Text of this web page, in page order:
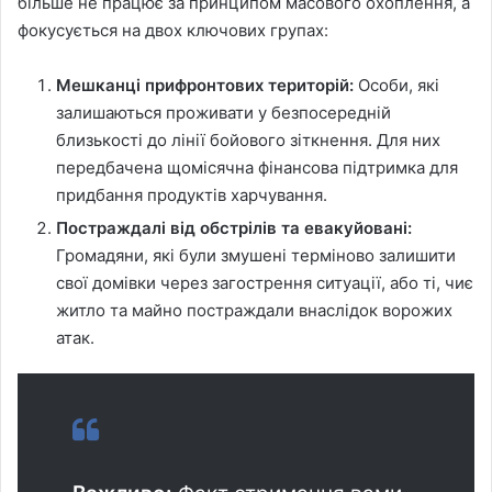
фокусується на двох ключових групах:
Мешканці прифронтових територій: Особи, які
залишаються проживати у безпосередній
близькості до лінії бойового зіткнення. Для них
передбачена щомісячна фінансова підтримка для
придбання продуктів харчування.
Постраждалі від обстрілів та евакуйовані:
Громадяни, які були змушені терміново залишити
свої домівки через загострення ситуації, або ті, чиє
житло та майно постраждали внаслідок ворожих
атак.